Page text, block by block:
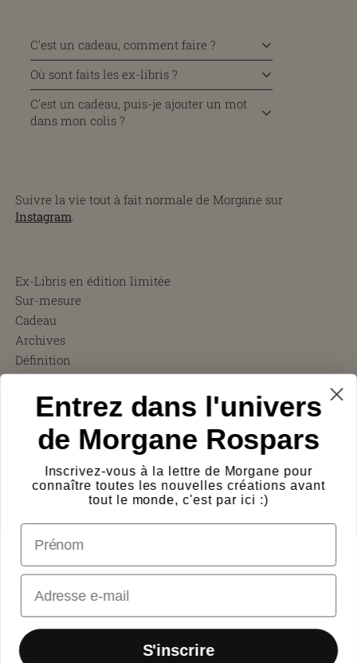
C'est un cadeau, comment faire ?
Où sont faits les ex-libris ?
C'est un cadeau, puis-je ajouter un mot
dans mon colis ?
Suivre la vie tout à fait normale de Morgane sur
Instagram
Ex-Libris en édition limitée
Sur-mesure
Cadeau
Archives
Définition
CGV
Charity ❤︎
À propos
Presse
Frais de port
Contact
© 2026 Powered by shopify
Entrez dans l'univers
de Morgane Rospars
Inscrivez-vous à la lettre de Morgane pour
connaître toutes les nouvelles créations avant
tout le monde, c'est par ici :)
prénom
Email
S'inscrire